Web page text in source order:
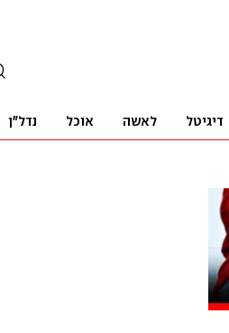
דיגיטל לאשה אוכל נדל"ן